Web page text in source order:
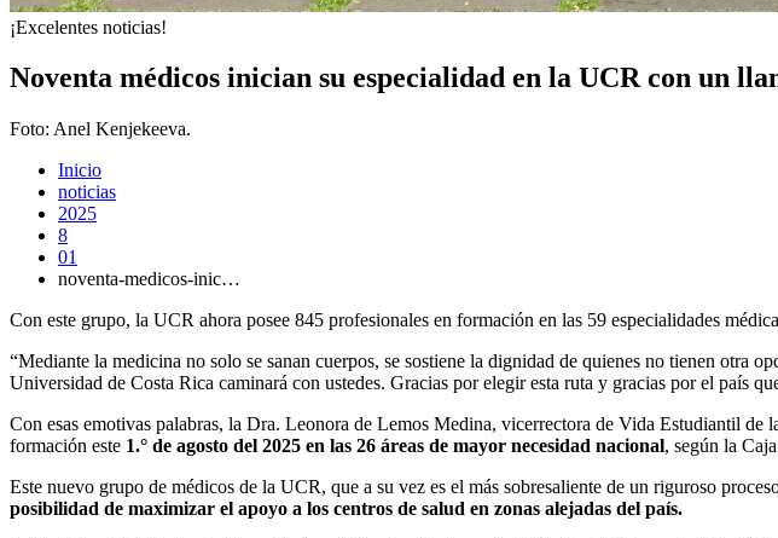
¡Excelentes noticias!
Noventa médicos inician su especialidad en la UCR con un
Foto: Anel Kenjekeeva.
Inicio
noticias
2025
8
01
noventa-medicos-inic…
Con este grupo, la UCR ahora posee 845 profesionales en formación en las 59 especialidades
“Mediante la medicina no solo se sanan cuerpos, se sostiene la dignidad de quienes no tienen otra
Universidad de Costa Rica caminará con ustedes. Gracias por elegir esta ruta y gracias por el país
Con esas emotivas palabras, la Dra. Leonora de Lemos Medina, vicerrectora de Vida Estudiantil
formación este 1.° de agosto del 2025 en las 26 áreas de mayor necesidad nacional, según la
Este nuevo grupo de médicos de la UCR, que a su vez es el más sobresaliente de un riguroso
posibilidad de maximizar el apoyo a los centros de salud en zonas alejadas del país.